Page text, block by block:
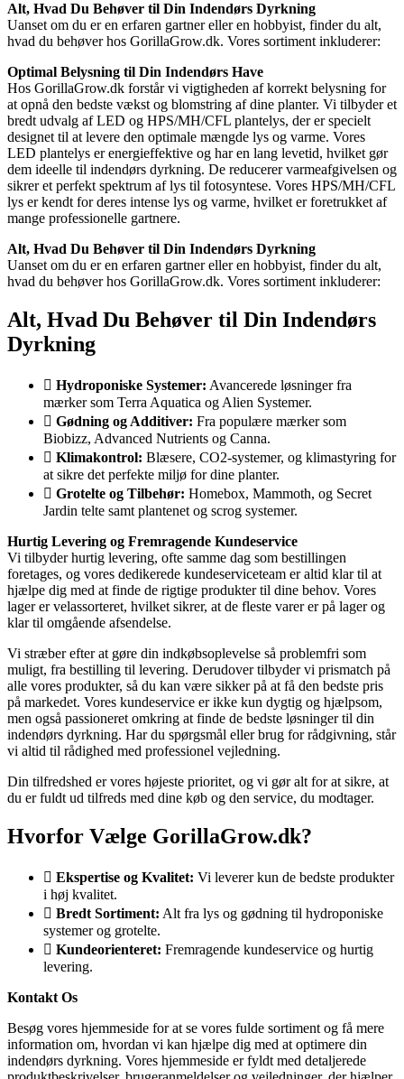
Alt, Hvad Du Behøver til Din Indendørs Dyrkning
Uanset om du er en erfaren gartner eller en hobbyist, finder du alt,
hvad du behøver hos GorillaGrow.dk. Vores sortiment inkluderer:
Optimal Belysning til Din Indendørs Have
Hos GorillaGrow.dk forstår vi vigtigheden af korrekt belysning for
at opnå den bedste vækst og blomstring af dine planter. Vi tilbyder et
bredt udvalg af LED og HPS/MH/CFL plantelys, der er specielt
designet til at levere den optimale mængde lys og varme. Vores
LED plantelys er energieffektive og har en lang levetid, hvilket gør
dem ideelle til indendørs dyrkning. De reducerer varmeafgivelsen og
sikrer et perfekt spektrum af lys til fotosyntese. Vores HPS/MH/CFL
lys er kendt for deres intense lys og varme, hvilket er foretrukket af
mange professionelle gartnere.
Alt, Hvad Du Behøver til Din Indendørs Dyrkning
Uanset om du er en erfaren gartner eller en hobbyist, finder du alt,
hvad du behøver hos GorillaGrow.dk. Vores sortiment inkluderer:
Alt, Hvad Du Behøver til Din Indendørs
Dyrkning
Hydroponiske Systemer: Avancerede løsninger fra
mærker som Terra Aquatica og Alien Systemer.
Gødning og Additiver: Fra populære mærker som
Biobizz, Advanced Nutrients og Canna.
Klimakontrol: Blæsere, CO2-systemer, og klimastyring for
at sikre det perfekte miljø for dine planter.
Grotelte og Tilbehør: Homebox, Mammoth, og Secret
Jardin telte samt plantenet og scrog systemer.
Hurtig Levering og Fremragende Kundeservice
Vi tilbyder hurtig levering, ofte samme dag som bestillingen
foretages, og vores dedikerede kundeserviceteam er altid klar til at
hjælpe dig med at finde de rigtige produkter til dine behov. Vores
lager er velassorteret, hvilket sikrer, at de fleste varer er på lager og
klar til omgående afsendelse.
Vi stræber efter at gøre din indkøbsoplevelse så problemfri som
muligt, fra bestilling til levering. Derudover tilbyder vi prismatch på
alle vores produkter, så du kan være sikker på at få den bedste pris
på markedet. Vores kundeservice er ikke kun dygtig og hjælpsom,
men også passioneret omkring at finde de bedste løsninger til din
indendørs dyrkning. Har du spørgsmål eller brug for rådgivning, står
vi altid til rådighed med professionel vejledning.
Din tilfredshed er vores højeste prioritet, og vi gør alt for at sikre, at
du er fuldt ud tilfreds med dine køb og den service, du modtager.
Hvorfor Vælge GorillaGrow.dk?
Ekspertise og Kvalitet: Vi leverer kun de bedste produkter
i høj kvalitet.
Bredt Sortiment: Alt fra lys og gødning til hydroponiske
systemer og grotelte.
Kundeorienteret: Fremragende kundeservice og hurtig
levering.
Kontakt Os
Besøg vores hjemmeside for at se vores fulde sortiment og få mere
information om, hvordan vi kan hjælpe dig med at optimere din
indendørs dyrkning. Vores hjemmeside er fyldt med detaljerede